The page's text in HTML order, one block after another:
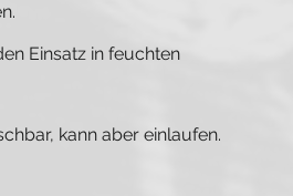
Einsatz in feuchten
kann aber einlaufen.